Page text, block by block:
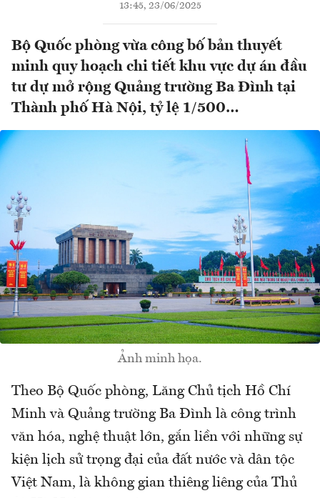
13:45, 23/06/2025
Bộ Quốc phòng vừa công bố bản thuyết
minh quy hoạch chi tiết khu vực dự án đầu
tư dự mở rộng Quảng trường Ba Đình tại
Thành phố Hà Nội, tỷ lệ 1/500…
Ảnh minh họa.
Theo Bộ Quốc phòng, Lăng Chủ tịch Hồ Chí
Minh và Quảng trường Ba Đình là công trình
văn hóa, nghệ thuật lớn, gắn liền với những sự
kiện lịch sử trọng đại của đất nước và dân tộc
Việt Nam, là không gian thiêng liêng của Thủ